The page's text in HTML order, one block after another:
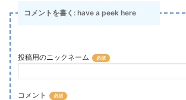
コメントを書く: have a peek here
投稿用のニックネーム
コメント